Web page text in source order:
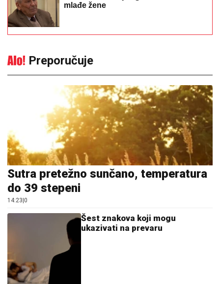
mlađe žene
Preporučuje
Sutra pretežno sunčano, temperatura
do 39 stepeni
14:23 0
Šest znakova koji mogu
ukazivati na prevaru